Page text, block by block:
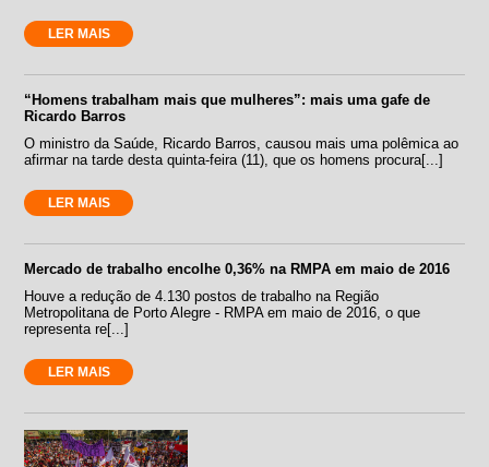
LER MAIS
“Homens trabalham mais que mulheres”: mais uma gafe de
Ricardo Barros
O ministro da Saúde, Ricardo Barros, causou mais uma polêmica ao
afirmar na tarde desta quinta-feira (11), que os homens procura[...]
LER MAIS
Mercado de trabalho encolhe 0,36% na RMPA em maio de 2016
Houve a redução de 4.130 postos de trabalho na Região
Metropolitana de Porto Alegre - RMPA em maio de 2016, o que
representa re[...]
LER MAIS